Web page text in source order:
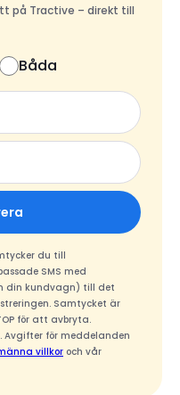
på Tractive – direkt till
Båda
du till
SMS med
din kundvagn) till det
Samtycket är
för att avbryta.
Avgifter för meddelanden
villkor och vår